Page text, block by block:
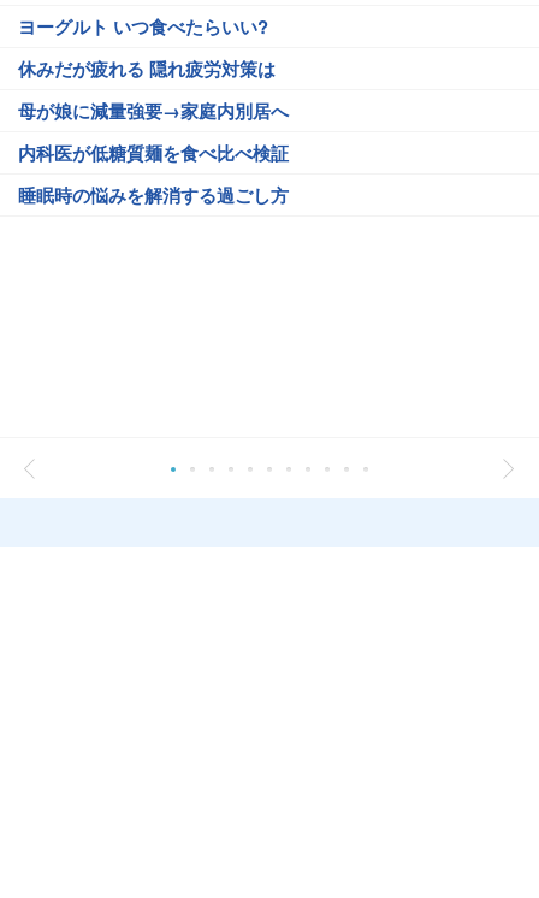
ヨーグルト いつ食べたらいい?
休みだが疲れる 隠れ疲労対策は
母が娘に減量強要→家庭内別居へ
内科医が低糖質麺を食べ比べ検証
睡眠時の悩みを解消する過ごし方